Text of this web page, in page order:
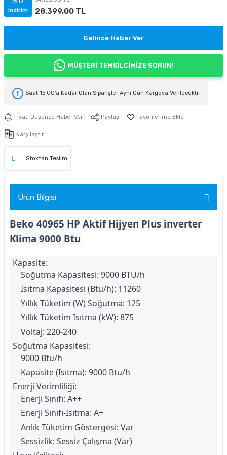
indirim 28.399,00 TL
Gelince Haber Ver
MÜŞTERİ TEMSİLCİMİZE SORUN!
Saat 15:00'a Kadar Olan Siparişler Aynı Gün Kargoya Verilecektir
Fiyatı Düşünce Haber Ver Paylaş
Karşılaştır
Stoktan Teslim
Ürün Bilgisi
Beko 40965 HP Aktif Hijyen Plus inverter
Klima 9000 Btu
Kapasite:
Soğutma Kapasitesi: 9000 BTU/h
Isıtma Kapasitesi (Btu/h): 11260
Yıllık Tüketim (W) Soğutma: 125
Yıllık Tüketim Isıtma (kW): 875
Voltaj: 220-240
Soğutma Kapasitesi:
9000 Btu/h
Kapasite (Isıtma): 9000 Btu/h
Enerji Verimliliği:
Enerji Sınıfı: A++
Enerji Sınıfı-Isıtma: A+
Anlık Tüketim Göstergesi: Var
Sessizlik: Sessiz Çalışma (Var)